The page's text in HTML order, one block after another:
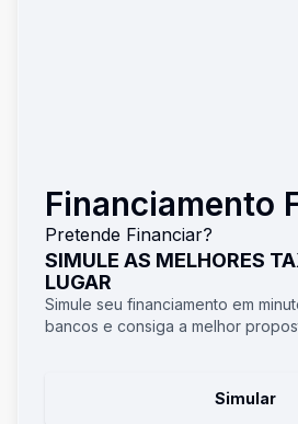
Financiamento
Pretende Financiar?
SIMULE AS MELHORES
LUGAR
Simule seu financiamento em
bancos e consiga a melhor
Simular